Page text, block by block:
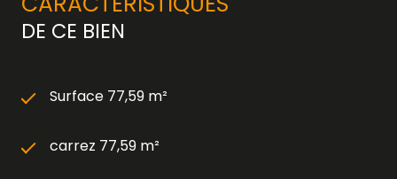
DE CE BIEN
Surface 77,59 m²
carrez 77,59 m²